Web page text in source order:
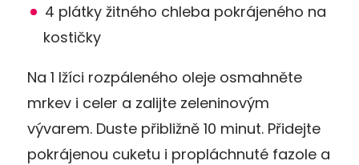
4 plátky žitného chleba pokrájeného na
kostičky
Na 1 lžíci rozpáleného oleje osmahněte
mrkev i celer a zalijte zeleninovým
vývarem. Duste přibližně 10 minut. Přidejte
pokrájenou cuketu i propláchnuté fazole a